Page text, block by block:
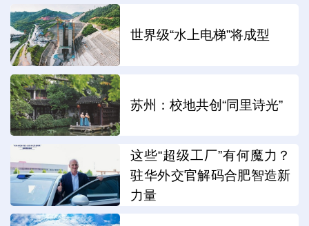
世界级“水上电梯”将成型
苏州：校地共创“同里诗光”
这些“超级工厂”有何魔力？
驻华外交官解码合肥智造新
力量